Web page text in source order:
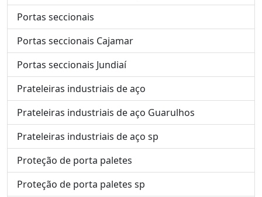
Portas seccionais
Portas seccionais Cajamar
Portas seccionais Jundiaí
Prateleiras industriais de aço
Prateleiras industriais de aço Guarulhos
Prateleiras industriais de aço sp
Proteção de porta paletes
Proteção de porta paletes sp